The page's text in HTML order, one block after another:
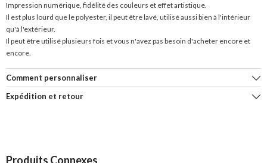
Impression numérique, fidélité des couleurs et effet artistique.
Il est plus lourd que le polyester, il peut être lavé, utilisé aussi bien à l'intérieur
qu'à l'extérieur.
Il peut être utilisé plusieurs fois et vous n'avez pas besoin d'acheter encore et
encore.
Comment personnaliser
Expédition et retour
Produits Connexes